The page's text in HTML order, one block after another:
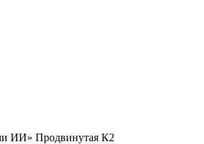
ИИ» Продвинутая К2